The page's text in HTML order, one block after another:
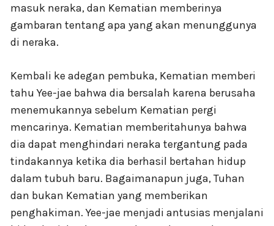
masuk neraka, dan Kematian memberinya
gambaran tentang apa yang akan menunggunya
di neraka.
Kembali ke adegan pembuka, Kematian memberi
tahu Yee-jae bahwa dia bersalah karena berusaha
menemukannya sebelum Kematian pergi
mencarinya. Kematian memberitahunya bahwa
dia dapat menghindari neraka tergantung pada
tindakannya ketika dia berhasil bertahan hidup
dalam tubuh baru. Bagaimanapun juga, Tuhan
dan bukan Kematian yang memberikan
penghakiman. Yee-jae menjadi antusias menjalani